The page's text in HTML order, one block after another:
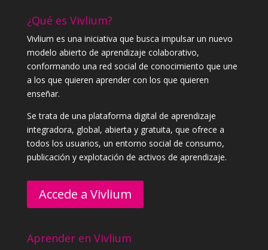
¿Qué es Vivlium?
Vivlium es una iniciativa que busca impulsar un nuevo
modelo abierto de aprendizaje colaborativo,
conformando una red social de conocimiento que une
a los que quieren aprender con los que quieren
enseñar.
Se trata de una plataforma digital de aprendizaje
integradora, global, abierta y gratuita, que ofrece a
todos los usuarios, un entorno social de consumo,
publicación y explotación de activos de aprendizaje.
Accede a Vivlium
Aprender en Vivlium